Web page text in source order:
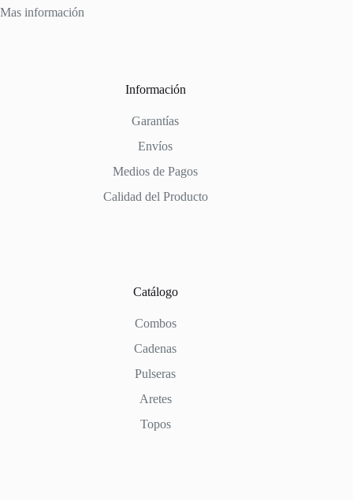
Mas información
Información
Garantías
Envíos
Medios de Pagos
Calidad del Producto
Catálogo
Combos
Cadenas
Pulseras
Aretes
Topos